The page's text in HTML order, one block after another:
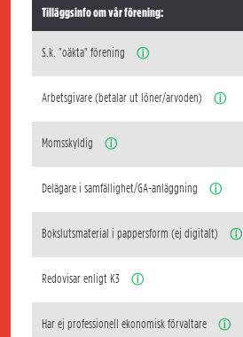
Tilläggsinfo om vår förening:
S.k. "oäkta" förening ⓘ
Arbetsgivare (betalar ut löner/arvoden) ⓘ
Momsskyldig ⓘ
Delägare i samfällighet/GA-anläggning ⓘ
Bokslutsmaterial i pappersform (ej digitalt) ⓘ
Redovisar enligt K3 ⓘ
Har ej professionell ekonomisk förvaltare ⓘ